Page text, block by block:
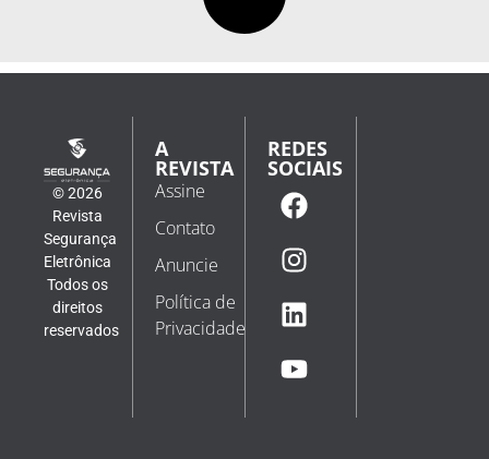
© 2026
Revista
Segurança
Eletrônica
Todos os
direitos
reservados
A
REVISTA
Assine
Contato
Anuncie
Política de
Privacidade
REDES
SOCIAIS